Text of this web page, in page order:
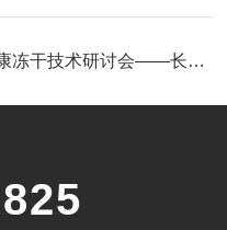
研讨内容扩容 博医康冻干技术研讨会——长春站如期举办